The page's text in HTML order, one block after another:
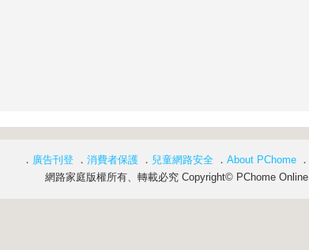
． 廣告刊登 ． 消費者保護 ． 兒童網路安全 ． About PChome ．
網路家庭版權所有、轉載必究 Copyright© PChome Online